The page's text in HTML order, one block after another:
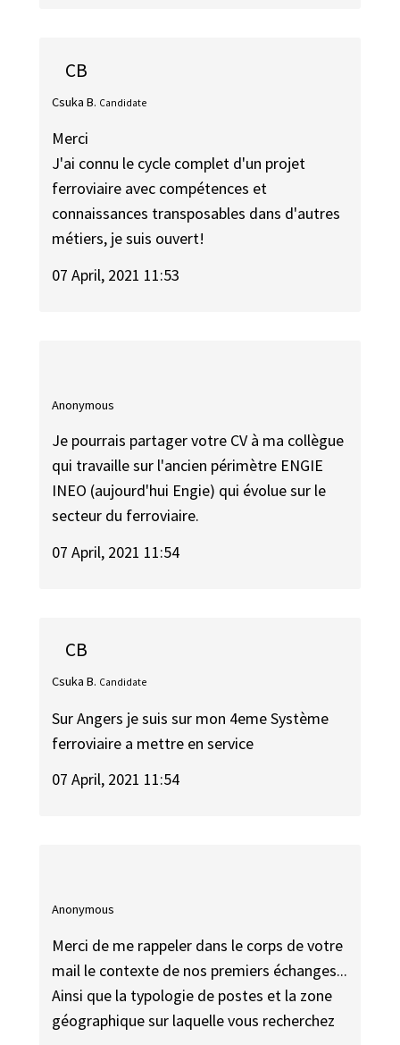
CB
Csuka B. Candidate
Merci
J'ai connu le cycle complet d'un projet
ferroviaire avec compétences et
connaissances transposables dans d'autres
métiers, je suis ouvert!
07 April, 2021 11:53
Anonymous
Je pourrais partager votre CV à ma collègue
qui travaille sur l'ancien périmètre ENGIE
INEO (aujourd'hui Engie) qui évolue sur le
secteur du ferroviaire.
07 April, 2021 11:54
CB
Csuka B. Candidate
Sur Angers je suis sur mon 4eme Système
ferroviaire a mettre en service
07 April, 2021 11:54
Anonymous
Merci de me rappeler dans le corps de votre
mail le contexte de nos premiers échanges...
Ainsi que la typologie de postes et la zone
géographique sur laquelle vous recherchez